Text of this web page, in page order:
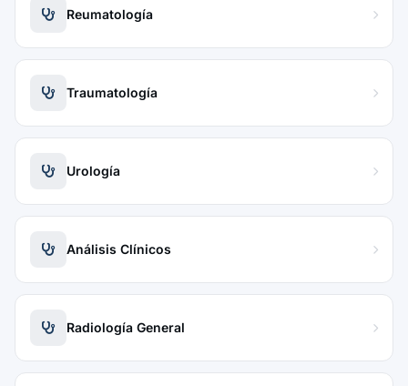
Reumatología
Traumatología
Urología
Análisis Clínicos
Radiología General